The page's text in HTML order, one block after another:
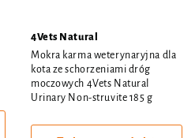
4Vets Natural
Mokra karma weterynaryjna dla
kota ze schorzeniami dróg
moczowych 4Vets Natural
Urinary Non-struvite 185 g